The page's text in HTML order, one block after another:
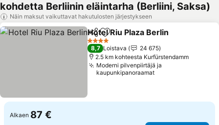
kohdetta Berliinin eläintarha (Berliini, Saksa)
Näin maksut vaikuttavat hakutulosten järjestykseen
Jaa Lisää suosikkeihin
Hotel Riu Plaza Berlin
4 Tähtiluokitus
8,7 Loistava
24 675
2.5 km kohteesta Kurfürstendamm
Moderni pilvenpiirtäjä ja
kaupunkipanoraamat
Alkaen 87 €